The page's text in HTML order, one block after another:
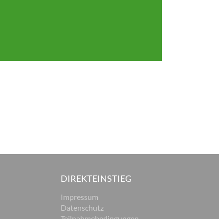
DIREKTEINSTIEG
Impressum
Datenschutz